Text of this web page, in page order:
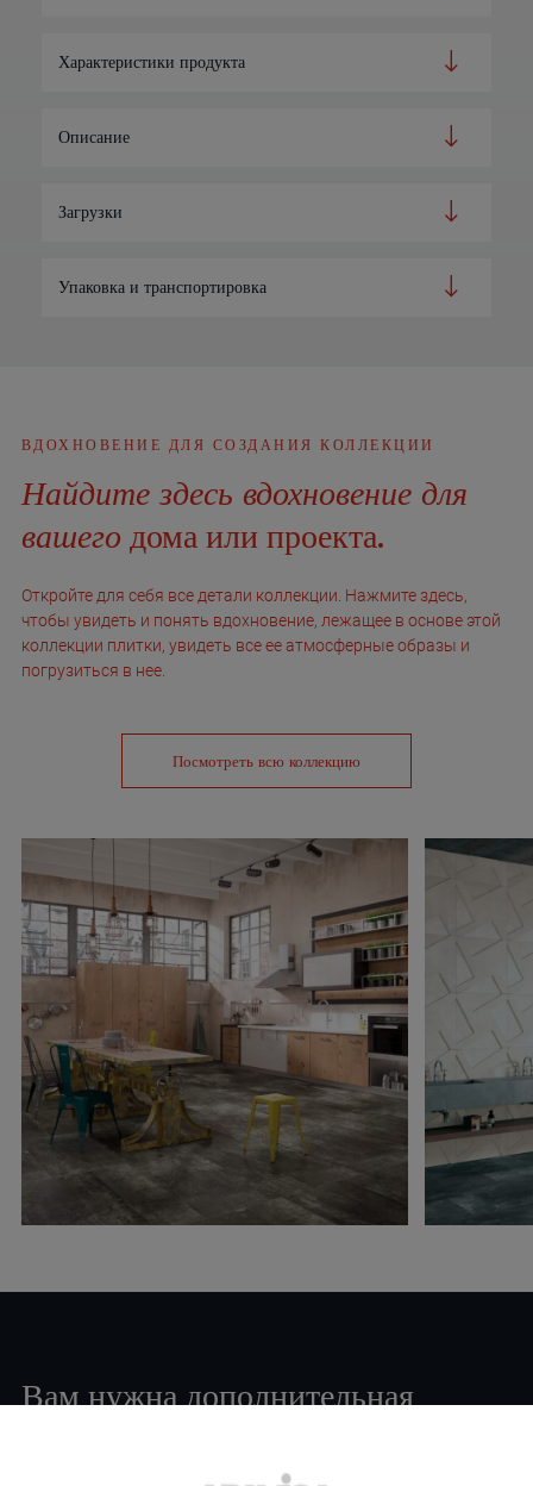
Характеристики продукта
Описание
Загрузки
Упаковка и транспортировка
ВДОХНОВЕНИЕ ДЛЯ СОЗДАНИЯ КОЛЛЕКЦИИ
Найдите здесь вдохновение для
вашего дома или проекта.
Откройте для себя все детали коллекции. Нажмите здесь,
чтобы увидеть и понять вдохновение, лежащее в основе этой
коллекции плитки, увидеть все ее атмосферные образы и
погрузиться в нее.
Посмотреть всю коллекцию
Вам нужна дополнительная